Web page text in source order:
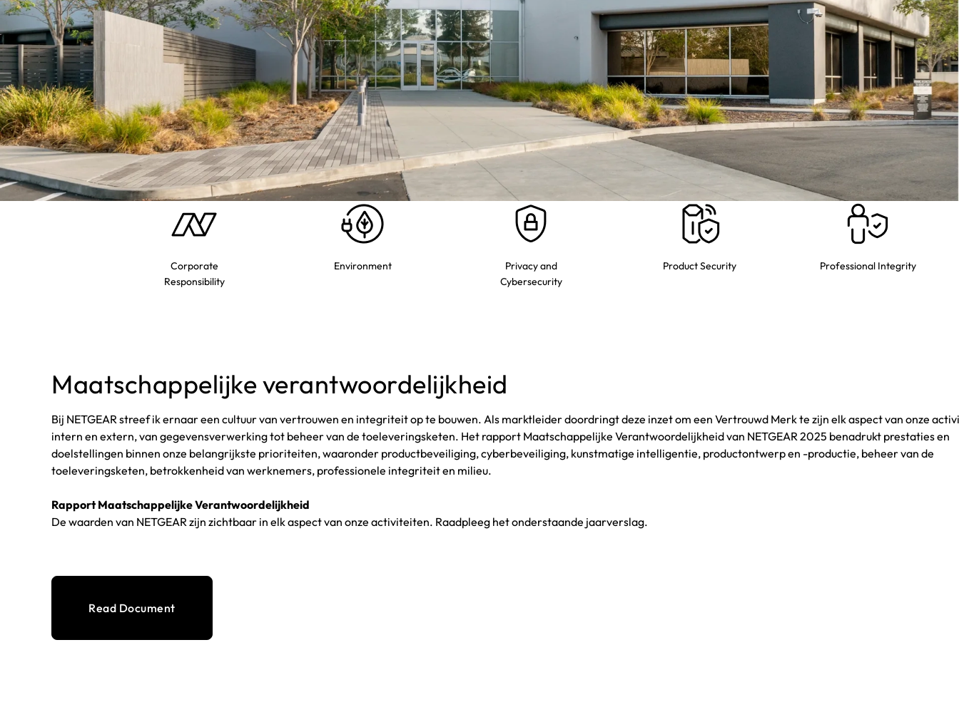
Corporate
Responsibility
Environment
Privacy and
Cybersecurity
Product Security Professional Integrity
Maatschappelijke verantwoordelijkheid
Bij NETGEAR streef ik ernaar een cultuur van vertrouwen en integriteit op te bouwen. Als marktleider doordringt deze inzet om een Vertrouwd Merk te zijn elk aspect van onze
intern en extern, van gegevensverwerking tot beheer van de toeleveringsketen. Het rapport Maatschappelijke Verantwoordelijkheid van NETGEAR 2025 benadrukt prestaties en
doelstellingen binnen onze belangrijkste prioriteiten, waaronder productbeveiliging, cyberbeveiliging, kunstmatige intelligentie, productontwerp en -productie, beheer van de
toeleveringsketen, betrokkenheid van werknemers, professionele integriteit en milieu.
Rapport Maatschappelijke Verantwoordelijkheid
De waarden van NETGEAR zijn zichtbaar in elk aspect van onze activiteiten. Raadpleeg het onderstaande jaarverslag.
Read Document